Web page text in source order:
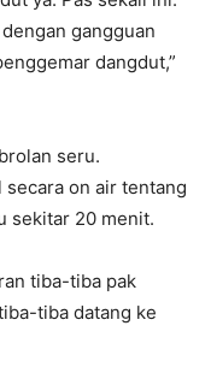
gangguan
dangdut,”
seru.
secara on air tentang
sekitar 20 menit.
tiba-tiba pak
tiba datang ke